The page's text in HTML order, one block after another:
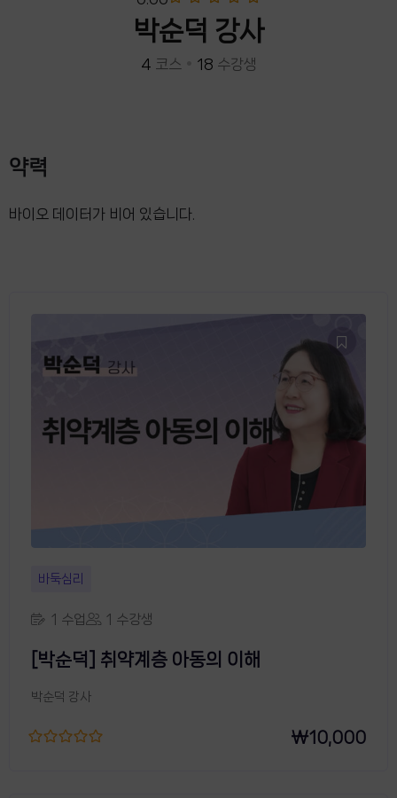
박순덕 강사
4 코스 18 수강생
약력
바이오 데이터가 비어 있습니다.
바둑심리
1 수업 1 수강생
[박순덕] 취약계층 아동의 이해
박순덕 강사
₩10,000